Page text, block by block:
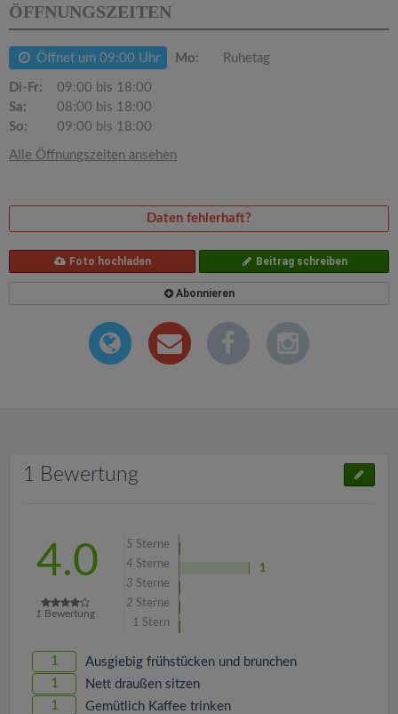
ÖFFNUNGSZEITEN
Öffnet um 09:00 Uhr Mo: Ruhetag
Di-Fr:
09:00 bis 18:00
Sa:
08:00 bis 18:00
So:
09:00 bis 18:00
Alle Öffnungszeiten ansehen
Daten fehlerhaft?
Foto hochladen Beitrag schreiben
Abonnieren
1 Bewertung
4.0
1 Bewertung
5 Sterne
4 Sterne
1
3 Sterne
2 Sterne
1 Stern
1 Ausgiebig frühstücken und brunchen
1 Nett draußen sitzen
1 Gemütlich Kaffee trinken
a
t
o
n